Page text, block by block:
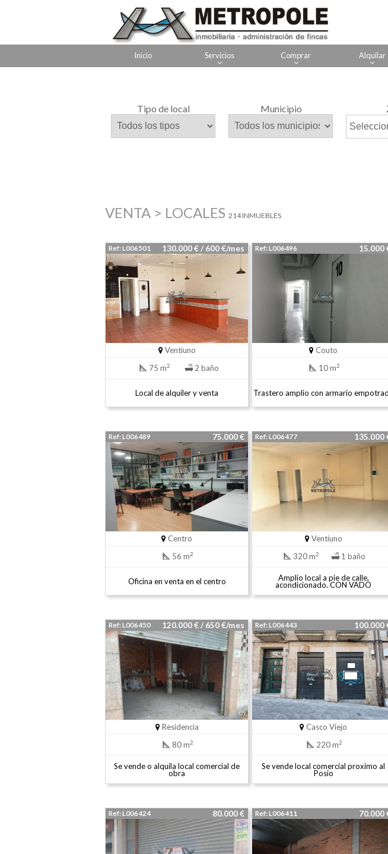
Inicio Servicios Comprar Alquilar
Tipo de local Municipio
VENTA > LOCALES 214 INMUEBLES
Ref: L006501 130.000 € / 600 €/mes
Ventiuno
75 m2 2 baño
Local de alquiler y venta
Ref: L006496 15.000
Couto
10 m2
Trastero amplio con armario
Ref: L006489 75.000 €
Centro
56 m2
Oficina en venta en el centro
Ref: L006477 135.000
Ventiuno
320 m2 1 baño
Amplio local a pie de calle,
acondicionado. CON VADO
Ref: L006450 120.000 € / 650 €/mes
Residencia
80 m2
Se vende o alquila local comercial de
obra
Ref: L006443 100.000
Casco Viejo
220 m2
Se vende local comercial proximo al
Posio
Ref: L006424 80.000 € Ref: L006411 70.000